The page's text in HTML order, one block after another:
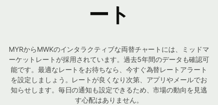
ート
MYRからMWKのインタラクティブな両替チャートには、ミッドマ
ーケットレートが採用されています。過去5年間のデータも確認可
能です。最適なレートをお待ちなら、今すぐ為替レートアラート
を設定しましょう。レートが良くなり次第、アプリやメールでお
知らせします。毎日の通知も設定できるため、市場の動向を見逃
す心配はありません。